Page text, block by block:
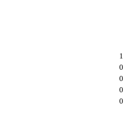
0
0
0
0
1